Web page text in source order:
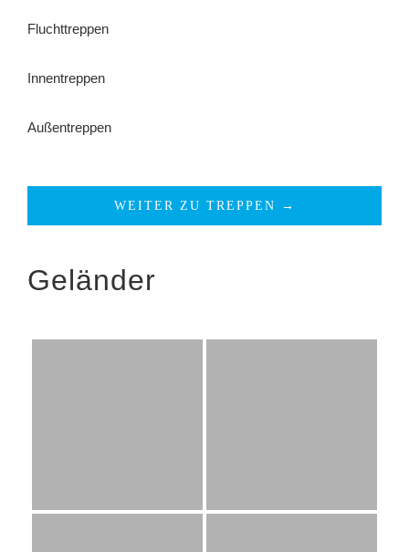
Fluchttreppen
Innentreppen
Außentreppen
WEITER ZU TREPPEN →
Geländer